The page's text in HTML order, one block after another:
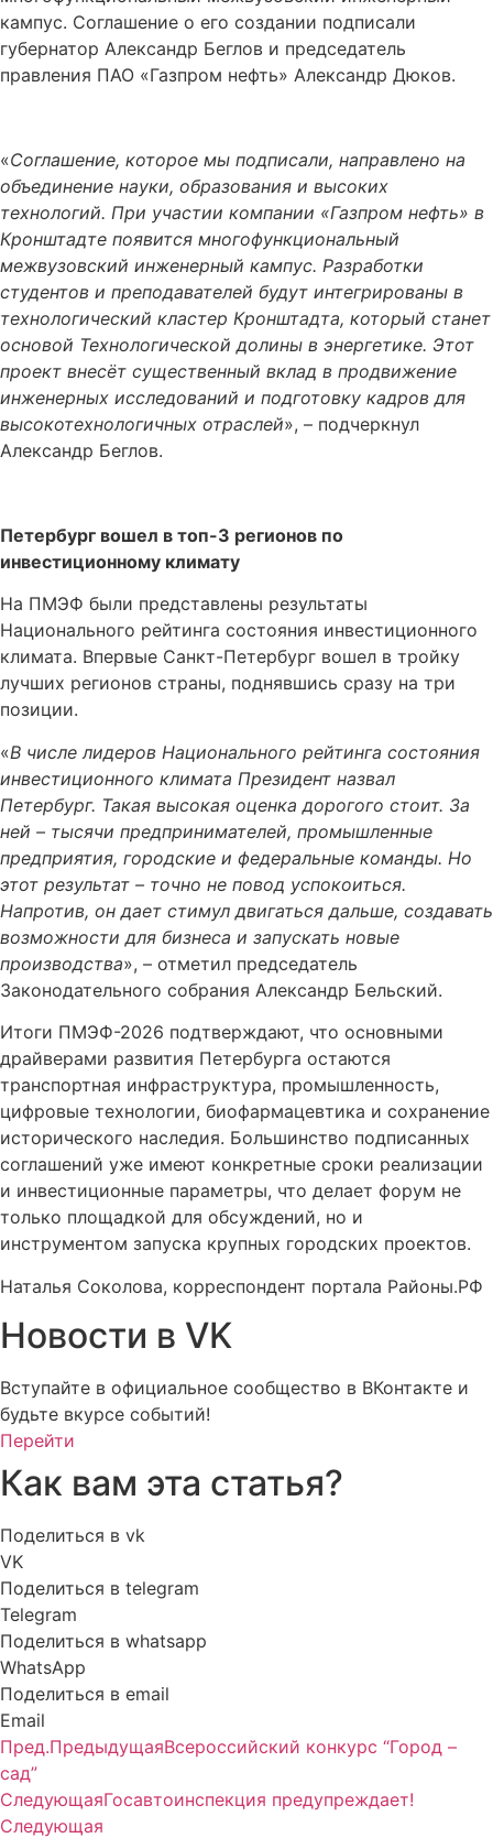
кампус. Соглашение о его создании подписали
губернатор Александр Беглов и председатель
правления ПАО «Газпром нефть» Александр Дюков.
«Соглашение, которое мы подписали, направлено на
объединение науки, образования и высоких
технологий. При участии компании «Газпром нефть» в
Кронштадте появится многофункциональный
межвузовский инженерный кампус. Разработки
студентов и преподавателей будут интегрированы в
технологический кластер Кронштадта, который станет
основой Технологической долины в энергетике. Этот
проект внесёт существенный вклад в продвижение
инженерных исследований и подготовку кадров для
высокотехнологичных отраслей», – подчеркнул
Александр Беглов.
Петербург вошел в топ-3 регионов по
инвестиционному климату
На ПМЭФ были представлены результаты
Национального рейтинга состояния инвестиционного
климата. Впервые Санкт-Петербург вошел в тройку
лучших регионов страны, поднявшись сразу на три
позиции.
«В числе лидеров Национального рейтинга состояния
инвестиционного климата Президент назвал
Петербург. Такая высокая оценка дорогого стоит. За
ней – тысячи предпринимателей, промышленные
предприятия, городские и федеральные команды. Но
этот результат – точно не повод успокоиться.
Напротив, он дает стимул двигаться дальше, создавать
возможности для бизнеса и запускать новые
производства», – отметил председатель
Законодательного собрания Александр Бельский.
Итоги ПМЭФ-2026 подтверждают, что основными
драйверами развития Петербурга остаются
транспортная инфраструктура, промышленность,
цифровые технологии, биофармацевтика и сохранение
исторического наследия. Большинство подписанных
соглашений уже имеют конкретные сроки реализации
и инвестиционные параметры, что делает форум не
только площадкой для обсуждений, но и
инструментом запуска крупных городских проектов.
Наталья Соколова, корреспондент портала Районы.РФ
Новости в VK
Вступайте в официальное сообщество в ВКонтакте и
будьте вкурсе событий!
Перейти
Как вам эта статья?
Поделиться в vk
VK
Поделиться в telegram
Telegram
Поделиться в whatsapp
WhatsApp
Поделиться в email
Email
Пред.ПредыдущаяВсероссийский конкурс “Город –
сад”
СледующаяГосавтоинспекция предупреждает!
Следующая